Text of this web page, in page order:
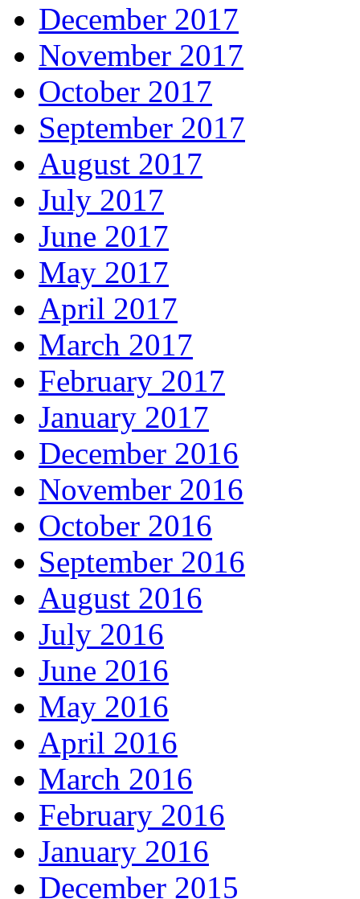
December 2017
November 2017
October 2017
September 2017
August 2017
July 2017
June 2017
May 2017
April 2017
March 2017
February 2017
January 2017
December 2016
November 2016
October 2016
September 2016
August 2016
July 2016
June 2016
May 2016
April 2016
March 2016
February 2016
January 2016
December 2015